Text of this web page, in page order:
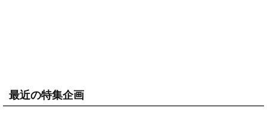
最近の特集企画